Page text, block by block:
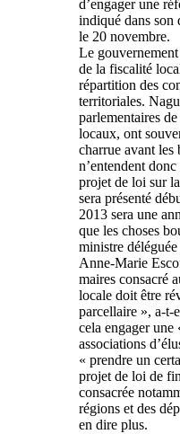
d’engager une
indiqué dans son
le 20 novembre.
Le
de la fiscalité
répartition des
territoriales.
parlementaires
locaux, ont
charrue avant les
n’entendent
projet de loi sur
sera présenté
2013 sera une
que les choses
ministre
Anne-Marie
maires consacré
locale doit être
parcellaire », a-t-
cela engager
associations
« prendre un
projet de loi de
consacrée
régions et des
en dire plus.